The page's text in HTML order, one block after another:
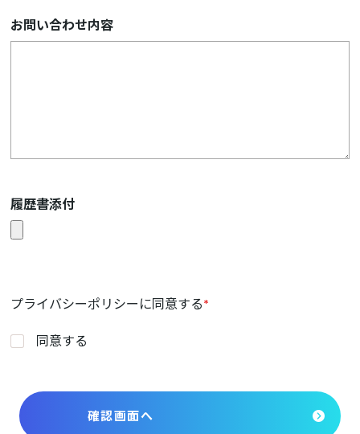
お問い合わせ内容
履歴書添付
プライバシーポリシー に同意する*
同意する